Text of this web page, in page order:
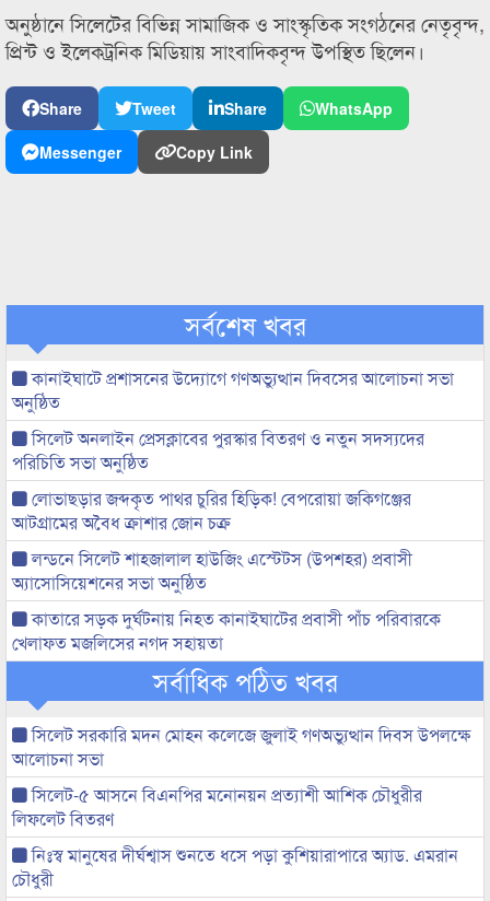
অনুষ্ঠানে সিলেটের বিভিন্ন সামাজিক ও সাংস্কৃতিক সংগঠনের নেতৃবৃন্দ,
প্রিন্ট ও ইলেকট্রনিক মিডিয়ায় সাংবাদিকবৃন্দ উপস্থিত ছিলেন।
Share Tweet Share
WhatsApp
Messenger
Copy Link
সর্বশেষ খবর
কানাইঘাটে প্রশাসনের উদ্যোগে গণঅভ্যুত্থান দিবসের আলোচনা সভা
অনুষ্ঠিত
সিলেট অনলাইন প্রেসক্লাবের পুরস্কার বিতরণ ও নতুন সদস্যদের
পরিচিতি সভা অনুষ্ঠিত
লোভাছড়ার জব্দকৃত পাথর চুরির হিড়িক! বেপরোয়া জকিগঞ্জের
আটগ্রামের অবৈধ ক্রাশার জোন চক্র
লন্ডনে সিলেট শাহজালাল হাউজিং এস্টেটস (উপশহর) প্রবাসী
অ্যাসোসিয়েশনের সভা অনুষ্ঠিত
কাতারে সড়ক দুর্ঘটনায় নিহত কানাইঘাটের প্রবাসী পাঁচ পরিবারকে
খেলাফত মজলিসের নগদ সহায়তা
সর্বাধিক পঠিত খবর
সিলেট সরকারি মদন মোহন কলেজে জুলাই গণঅভ্যুত্থান দিবস উপলক্ষে
আলোচনা সভা
সিলেট-৫ আসনে বিএনপির মনোনয়ন প্রত্যাশী আশিক চৌধুরীর
লিফলেট বিতরণ
নিঃস্ব মানুষের দীর্ঘশ্বাস শুনতে ধসে পড়া কুশিয়ারাপারে অ্যাড. এমরান
চৌধুরী